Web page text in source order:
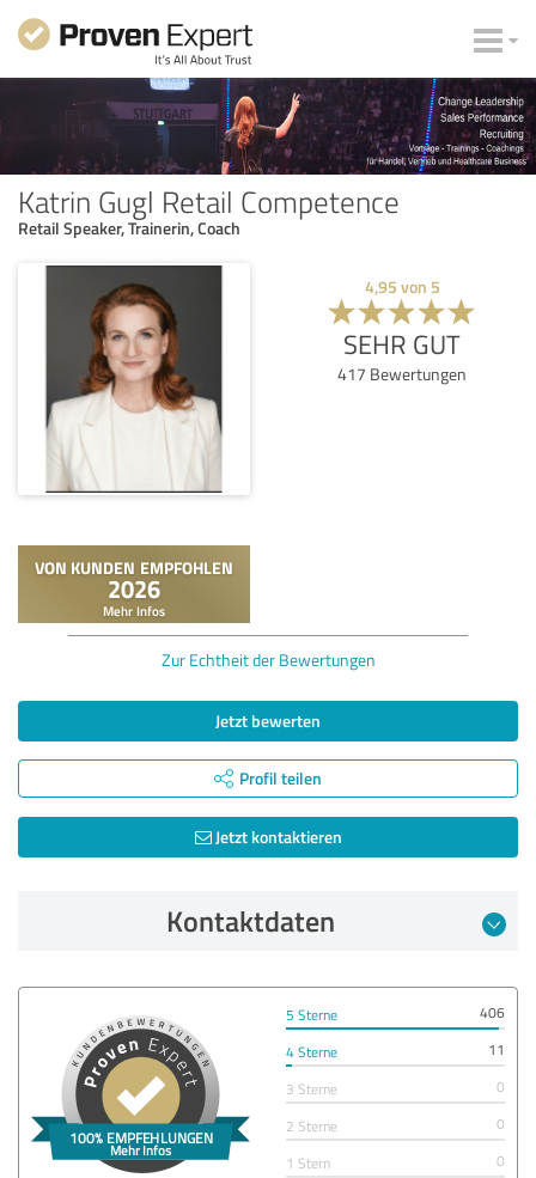
Katrin Gugl Retail Competence
Retail Speaker, Trainerin, Coach
4,95 von 5
SEHR GUT
417 Bewertungen
Zur Echtheit der Bewertungen
Jetzt bewerten
Profil teilen
Jetzt kontaktieren
Kontaktdaten
5 Sterne
406
4 Sterne
11
3 Sterne
0
2 Sterne
0
1 Stern
0